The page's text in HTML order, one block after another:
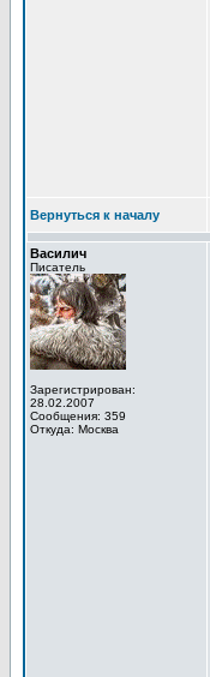
Вернуться к началу
Василич
Писатель
Зарегистрирован:
28.02.2007
Сообщения: 359
Откуда: Москва